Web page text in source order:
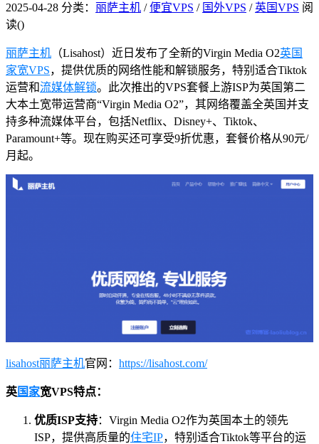
2025-04-28 分类： 丽萨主机 /便宜VPS / 国外VPS / 英国VPS 阅
读()
丽萨主机 （Lisahost）近日发布了全新的Virgin Media O2英国
家宽VPS，提供优质的网络性能和解锁服务，特别适合Tiktok
运营和流媒体解锁。此次推出的VPS套餐上游ISP为英国第二
大本土宽带运营商“Virgin Media O2”，其网络覆盖全英国并支
持多种流媒体平台，包括Netflix、Disney+、Tiktok、
Paramount+等。现在购买还可享受9折优惠，套餐价格从90元/
月起。
lisahost丽萨主机官网： https://lisahost.com/
英国家宽VPS特点：
优质ISP支持：Virgin Media O2作为英国本土的领先
ISP，提供高质量的住宅IP，特别适合Tiktok等平台的运